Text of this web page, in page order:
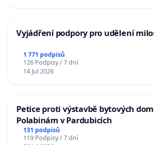
Vyjádření podpory pro udělení
1 771 podpisů
126 Podpisy / 7 dní
14 Jul 2026
Petice proti výstavbě bytových
Polabinám v Pardubicích
131 podpisů
119 Podpisy / 7 dní